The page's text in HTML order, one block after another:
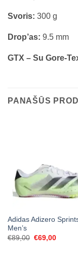
Svoris: 300 g
Drop’as: 9.5 mm
GTX – Su Gore-
PANAŠŪS
Adidas Adizero
Men’s
€89,00 Original
price
€69,00Current